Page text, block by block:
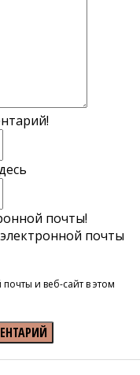
почты!
почты
и веб-сайт в этом